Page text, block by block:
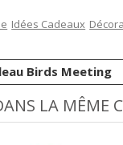
Idées Cadeaux
Birds Meeting
LA MÊME